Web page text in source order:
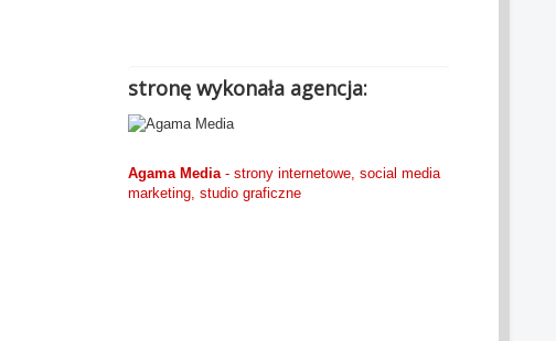
stronę wykonała agencja:
Agama Media - strony internetowe, social media
marketing, studio graficzne